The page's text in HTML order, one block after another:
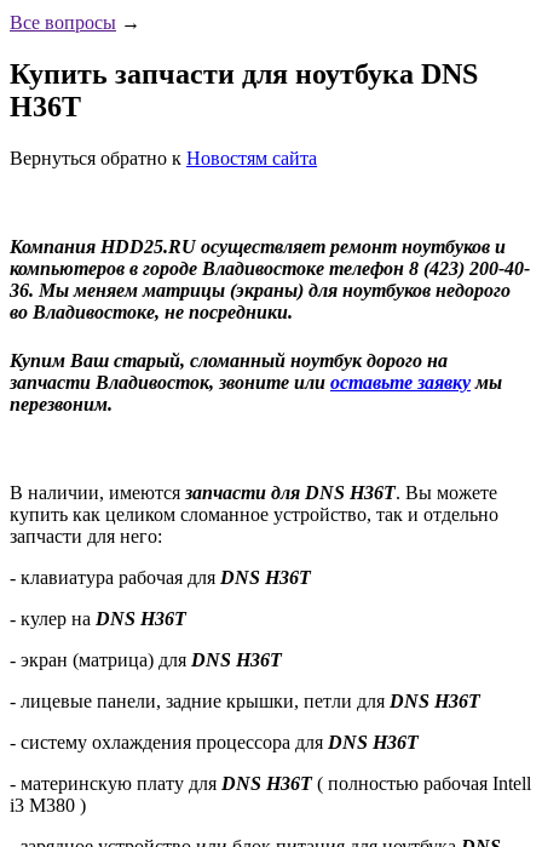
Все вопросы →
Купить запчасти для ноутбука DNS
H36T
Вернуться обратно к Новостям сайта
Компания HDD25.RU осуществляет ремонт ноутбуков и
компьютеров в городе Владивостоке телефон 8 (423) 200-40-
36. Мы меняем матрицы (экраны) для ноутбуков недорого
во Владивостоке, не посредники.
Купим Ваш старый, сломанный ноутбук дорого на
запчасти Владивосток, звоните или оставьте заявкумы
перезвоним.
В наличии, имеются запчасти для DNS H36T. Вы можете
купить как целиком сломанное устройство, так и отдельно
запчасти для него:
- клавиатура рабочая для DNS H36T
- кулер на DNS H36T
- экран (матрица) для DNS H36T
- лицевые панели, задние крышки, петли для DNS H36T
- систему охлаждения процессора для DNS H36T
- материнскую плату для DNS H36T ( полностью рабочая Intell
i3 M380 )